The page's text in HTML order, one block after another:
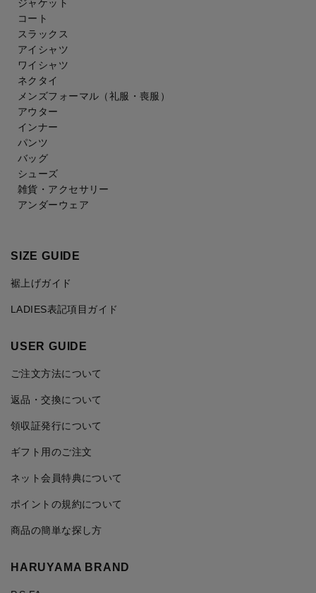
ジャケット
コート
スラックス
アイシャツ
ワイシャツ
ネクタイ
メンズフォーマル （礼服・喪服）
アウター
インナー
パンツ
バッグ
シューズ
雑貨・アクセサリー
アンダーウェア
SIZE GUIDE
裾上げガイド
LADIES表記項目ガイド
USER GUIDE
ご注文方法について
返品・交換について
領収証発行について
ギフト用のご注文
ネット会員特典について
ポイントの規約について
商品の簡単な探し方
HARUYAMA BRAND